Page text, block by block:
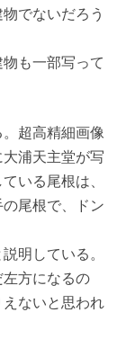
でないだろう
も一部写って
超高精細画像
浦天主堂が写
いる尾根は、
尾根で、ドン
明している。
方になるの
ないと思われ